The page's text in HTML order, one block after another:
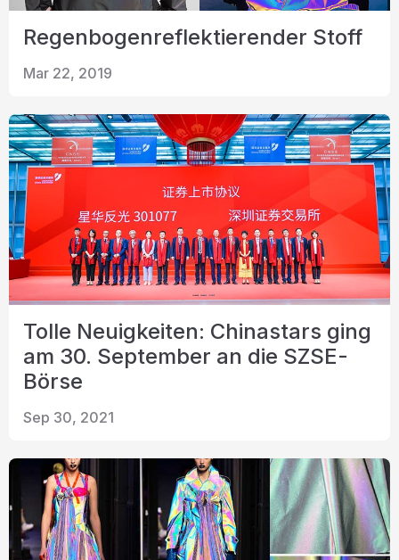
Regenbogenreflektierender Stoff
Mar 22, 2019
Tolle Neuigkeiten: Chinastars ging
am 30. September an die SZSE-
Börse
Sep 30, 2021